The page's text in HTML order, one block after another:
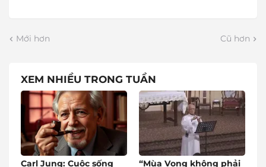
Mới hơn Cũ hơn
XEM NHIỀU TRONG TUẦN
Carl Jung: Cuộc sống “Mùa Vọng không phải